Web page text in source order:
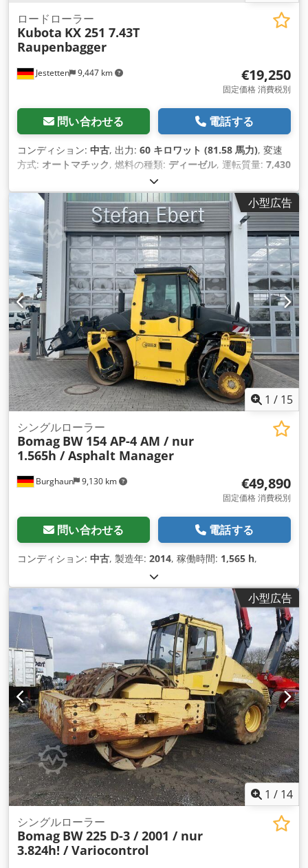
Jestetten 9,447 km
ロードローラー
Kubota KX 251 7.43T
Raupenbagger
€19,250
固定価格 消費税別
問い合わせる 電話する
コンディション: 中古, 出力: 60 キロワット (81.58 馬力), 変速
方式: オートマチック, 燃料の種類: ディーゼル, 運転質量: 7,430
06/2005
小型広告
1 / 15
Burghaun 9,130 km
シングルローラー
Bomag BW 154 AP-4 AM / nur
1.565h / Asphalt Manager
€49,890
固定価格 消費税別
問い合わせる 電話する
コンディション: 中古, 製造年: 2014, 稼働時間: 1,565 h,
小型広告
1 / 14
シングルローラー
Bomag BW 225 D-3 / 2001 / nur
3.824h! / Variocontrol